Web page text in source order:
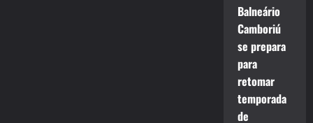
Balneário
Camboriú
se prepara
para
retomar
temporada
de